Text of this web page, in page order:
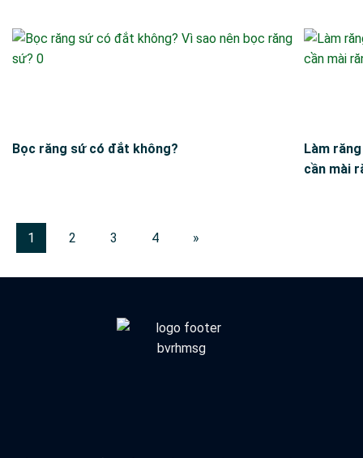
Bọc răng sứ có đắt không?
Làm
cần mài
1 2 3 4 »